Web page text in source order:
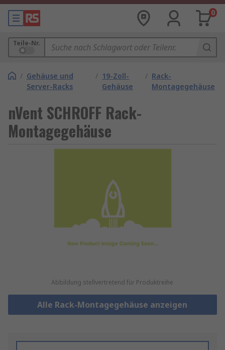
0
Teile-Nr.
/ Gehäuse und
Server-Racks
/ 19-Zoll-
Gehäuse
/ Rack-
Montagegehäuse
nVent SCHROFF Rack-
Montagegehäuse
Abbildung stellvertretend für Produktreihe
Alle Rack-Montagegehäuse anzeigen